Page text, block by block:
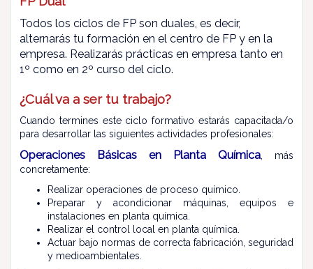
Todos los ciclos de FP son duales, es decir,
alternarás tu formación en el centro de FP y en la
empresa. Realizarás prácticas en empresa tanto en
1º como en 2º curso del ciclo.
¿Cuál va a ser tu trabajo?
Cuando termines este ciclo formativo estarás capacitada/o
para desarrollar las siguientes actividades profesionales:
Operaciones Básicas en Planta Química , más
concretamente:
Realizar operaciones de proceso químico.
Preparar y acondicionar máquinas, equipos e
instalaciones en planta química.
Realizar el control local en planta química.
Actuar bajo normas de correcta fabricación, seguridad
y medioambientales.